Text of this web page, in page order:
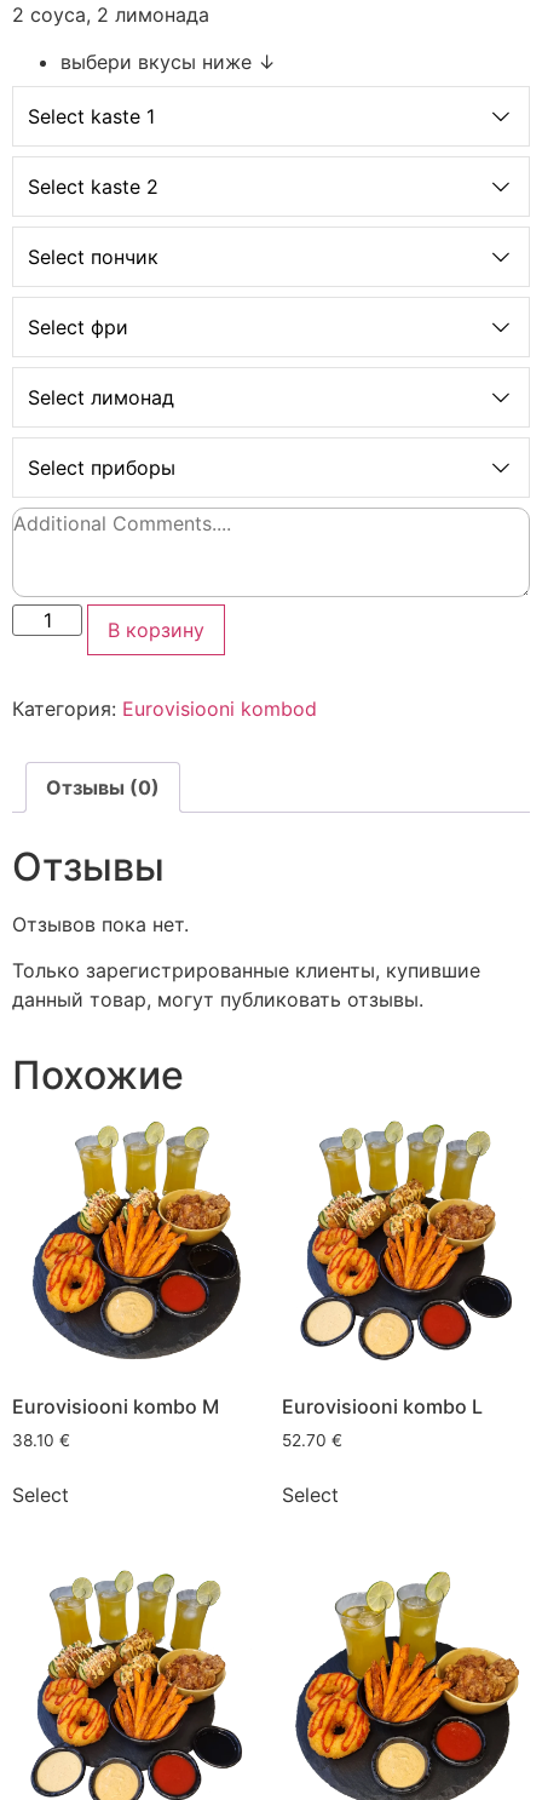
2 соуса, 2 лимонада
выбери вкусы ниже ↓
Select kaste 1
Select kaste 2
Select пончик
Select фри
Select лимонад
Select приборы
В корзину
Категория: Eurovisiooni kombod
Отзывы (0)
Отзывы
Отзывов пока нет.
Только зарегистрированные клиенты, купившие
данный товар, могут публиковать отзывы.
Похожие
Eurovisiooni kombo M
38.10 €
Select
Eurovisiooni kombo L
52.70 €
Select